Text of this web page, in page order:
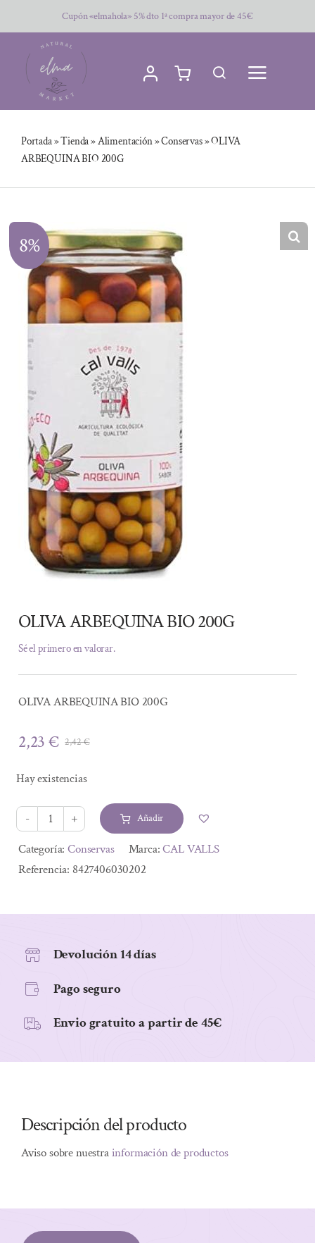
al
contenido
Cupón «elmahola» 5% dto 1ª compra mayor de 45€
Portada»Tienda»Alimentación»Conservas»OLIVA
ARBEQUINA BIO 200G
8%
OLIVA ARBEQUINA BIO 200G
Sé el primero en valorar.
OLIVA ARBEQUINA BIO 200G
2,42€El
era:
2,42 €.
2,23€
El
es:
2,23 €.
Hay existencias
OLIVA
ARBEQUINA
BIO
Añadir
Alternative:
Categoría:Conservas Marca:CAL VALLS
Referencia: 8427406030202
Devolución 14 días
Pago seguro
Envio gratuito a partir de 45€
Descripción del producto
Aviso sobre nuestrainformación de productos